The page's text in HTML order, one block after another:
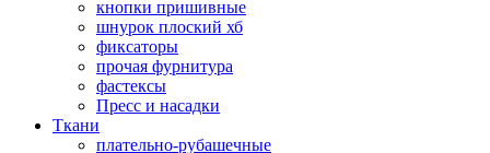
кнопки пришивные
шнурок плоский хб
фиксаторы
прочая фурнитура
фастексы
Пресс и насадки
Ткани
плательно-рубашечные